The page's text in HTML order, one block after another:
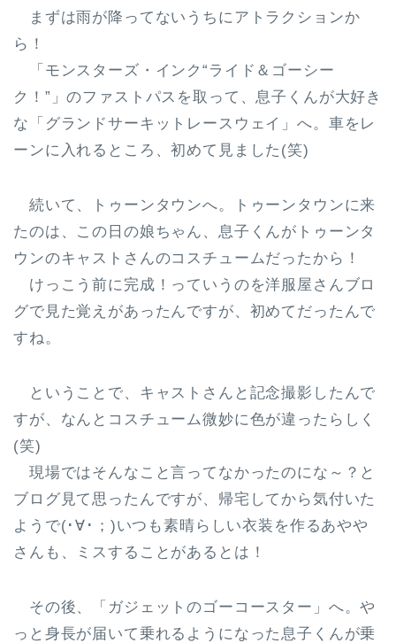
まずは雨が降ってないうちにアトラクションか
ら！
「モンスターズ・インク“ライド＆ゴーシー
ク！”」のファストパスを取って、息子くんが大好き
な「グランドサーキットレースウェイ」へ。車をレ
ーンに入れるところ、初めて見ました(笑)
続いて、トゥーンタウンへ。トゥーンタウンに来
たのは、この日の娘ちゃん、息子くんがトゥーンタ
ウンのキャストさんのコスチュームだったから！
けっこう前に完成！っていうのを洋服屋さんブロ
グで見た覚えがあったんですが、初めてだったんで
すね。
ということで、キャストさんと記念撮影したんで
すが、なんとコスチューム微妙に色が違ったらしく
(笑)
現場ではそんなこと言ってなかったのにな～？と
ブログ見て思ったんですが、帰宅してから気付いた
ようで(･∀･；)いつも素晴らしい衣装を作るあやや
さんも、ミスすることがあるとは！
その後、「ガジェットのゴーコースター」へ。や
っと身長が届いて乗れるようになった息子くんが乗